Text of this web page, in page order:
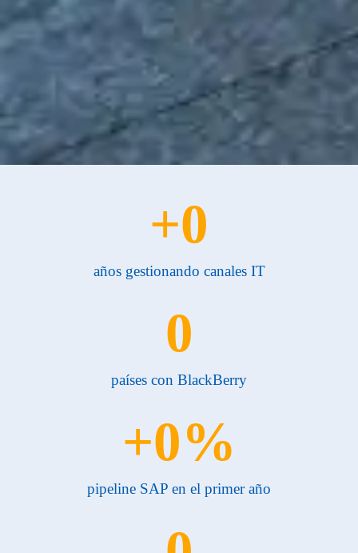
años gestionando canales IT
+0
países con BlackBerry
0
pipeline SAP en el primer año
+0%